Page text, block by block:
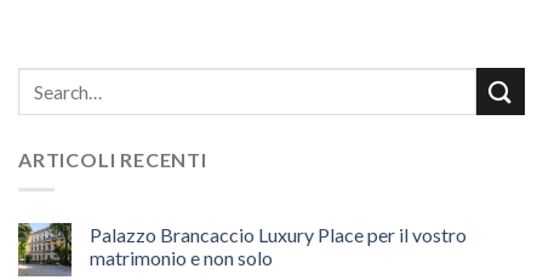
ARTICOLI RECENTI
Palazzo Brancaccio Luxury Place per il vostro
matrimonio e non solo